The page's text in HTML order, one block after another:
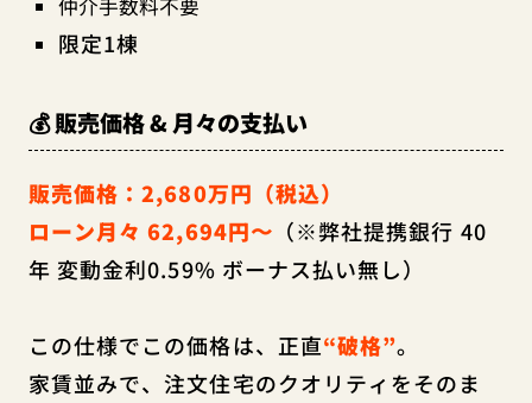
仲介手数料不要
限定1棟
💰 販売価格 & 月々の支払い
販売価格：2,680万円（税込）
ローン月々 62,694円〜 （※弊社提携銀行 40
年 変動金利0.59% ボーナス払い無し）
この仕様でこの価格は、正直“破格”。
家賃並みで、注文住宅のクオリティをそのま